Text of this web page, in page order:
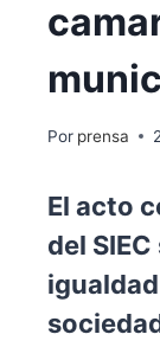
Por prensa
El acto
del